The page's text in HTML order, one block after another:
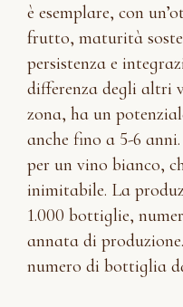
è esemplare, con
frutto, maturità
persistenza e
differenza degli altri
zona, ha un
anche fino a 5-6
per un vino bianco,
inimitabile. La
1.000 bottiglie,
annata di
numero di bottiglia